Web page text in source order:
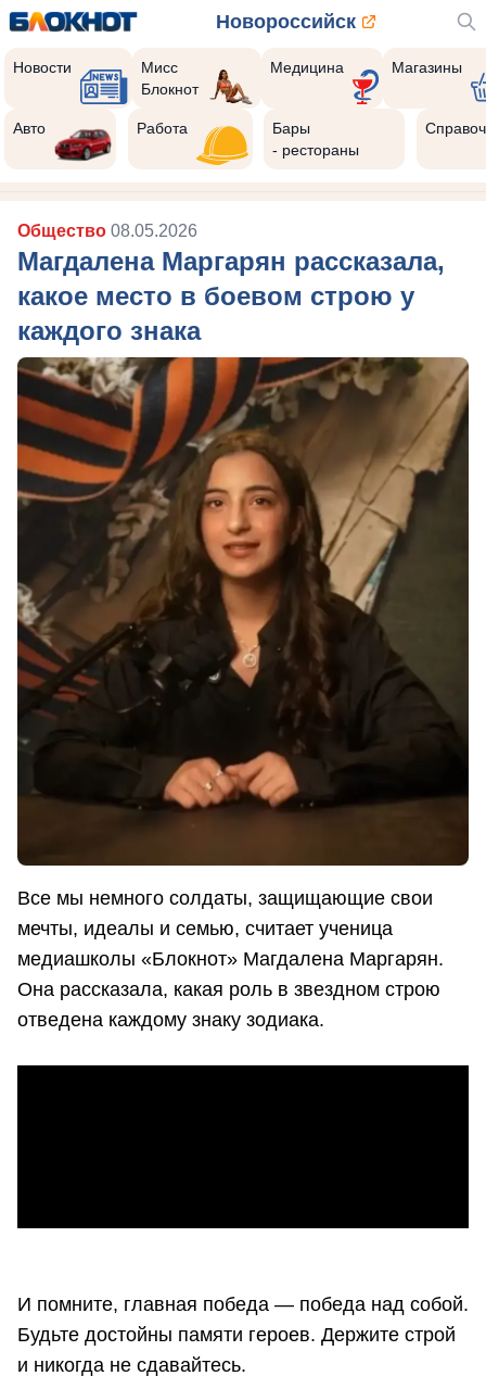
Новороссийск
Новости
Мисс
Блокнот
Медицина Магазины
Авто Работа
Бары
- рестораны
Общество 08.05.2026
Магдалена Маргарян рассказала,
какое место в боевом строю у
каждого знака
Все мы немного солдаты, защищающие свои
мечты, идеалы и семью, считает ученица
медиашколы «Блокнот» Магдалена Маргарян.
Она рассказала, какая роль в звездном строю
отведена каждому знаку зодиака.
И помните, главная победа — победа над собой.
Будьте достойны памяти героев. Держите строй
и никогда не сдавайтесь.